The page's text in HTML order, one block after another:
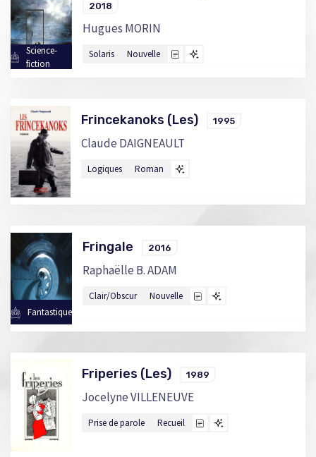
Science-
fiction
2018
Hugues MORIN
Solaris Nouvelle
Frincekanoks (Les) 1995
Claude DAIGNEAULT
Logiques Roman
Fantastique
Fringale 2016
Raphaëlle B. ADAM
Clair/Obscur Nouvelle
Friperies (Les) 1989
Jocelyne VILLENEUVE
Prise de parole Recueil